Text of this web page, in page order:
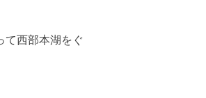
て西部本湖をぐ